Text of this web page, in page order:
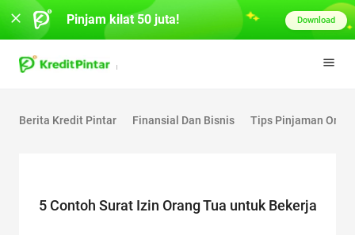
Berita Kredit Pintar Finansial Dan Bisnis Tips Pinjaman
5 Contoh Surat Izin Orang Tua untuk Bekerja
Pinjam kilat 50 juta! Download